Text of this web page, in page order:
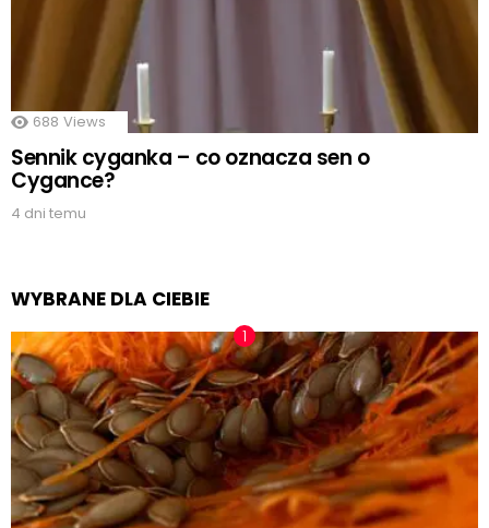
688 Views
Sennik cyganka – co oznacza sen o
Cygance?
4 dni temu
WYBRANE DLA CIEBIE